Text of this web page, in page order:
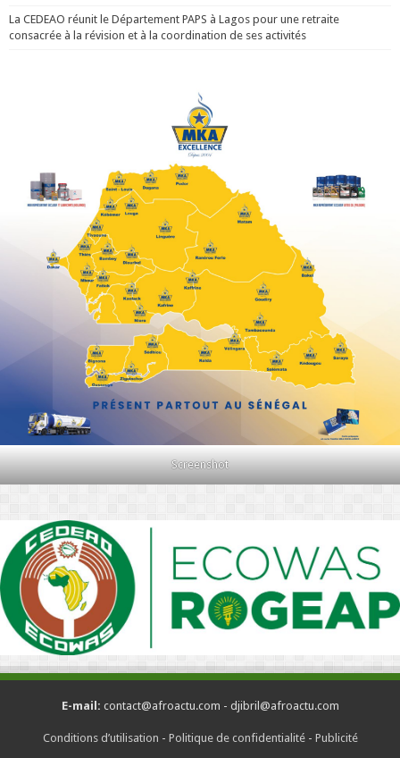
La CEDEAO réunit le Département PAPS à Lagos pour une retraite
consacrée à la révision et à la coordination de ses activités
Screenshot
E-mail: contact@afroactu.com - djibril@afroactu.com
Conditions d’utilisation - Politique de confidentialité- Publicité